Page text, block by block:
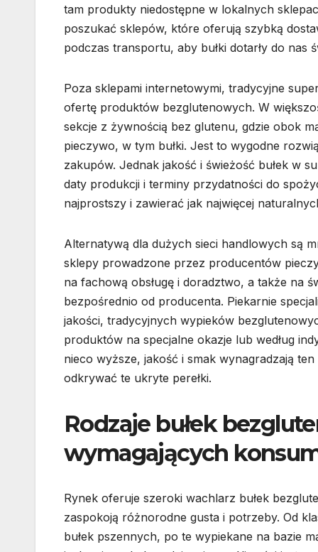
tam produkty niedostępne w lokalnych
poszukać sklepów, które oferują szybką
podczas transportu, aby bułki dotarły do nas
Poza sklepami internetowymi, tradycyjne
ofertę produktów bezglutenowych. W
sekcje z żywnością bez glutenu, gdzie obok
pieczywo, w tym bułki. Jest to wygodne
zakupów. Jednak jakość i świeżość bułek w
daty produkcji i terminy przydatności do
najprostszy i zawierać jak najwięcej
Alternatywą dla dużych sieci handlowych są
sklepy prowadzone przez producentów
na fachową obsługę i doradztwo, a także na
bezpośrednio od producenta. Piekarnie
jakości, tradycyjnych wypieków
produktów na specjalne okazje lub według
nieco wyższe, jakość i smak wynagradzają
odkrywać te ukryte perełki.
Rodzaje bułek
wymagających
Rynek oferuje szeroki wachlarz bułek
zaspokoją różnorodne gusta i potrzeby. Od
bułek pszennych, po te wypiekane na bazie